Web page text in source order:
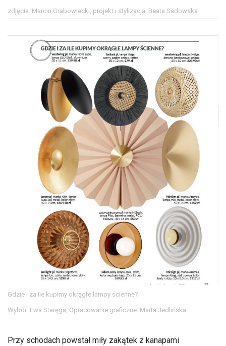
zdjęcia: Marcin Grabowiecki, projekt i stylizacja: Beata Sadowska
Gdzie i za ile kupimy okrągłe lampy ścienne?
Wybór: Ewa Staręga, Opracowanie graficzne: Marta Jedlińska
Przy schodach powstał miły zakątek z kanapami